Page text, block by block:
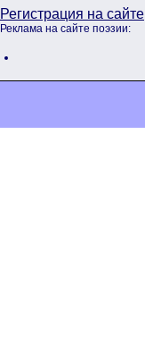
Регистрация на сайте
Реклама на сайте поэзии: